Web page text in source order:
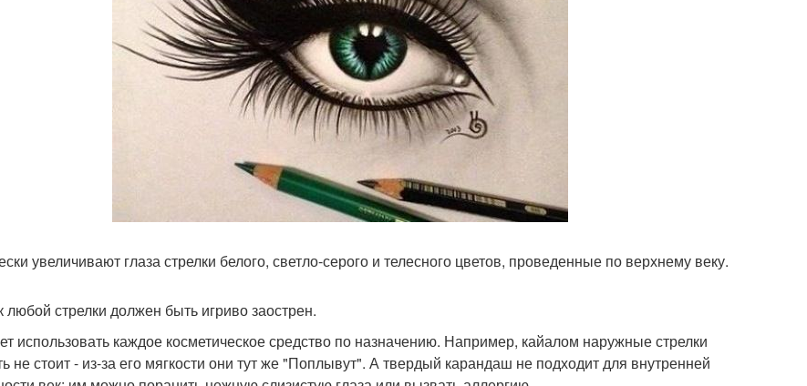
увеличивают глаза стрелки белого, светло-серого и телесного цветов, проведенные по верхнему веку.
любой стрелки должен быть игриво заострен.
использовать каждое косметическое средство по назначению. Например, кайалом наружные стрелки
не стоит - из-за его мягкости они тут же "Поплывут". А твердый карандаш не подходит для внутренней